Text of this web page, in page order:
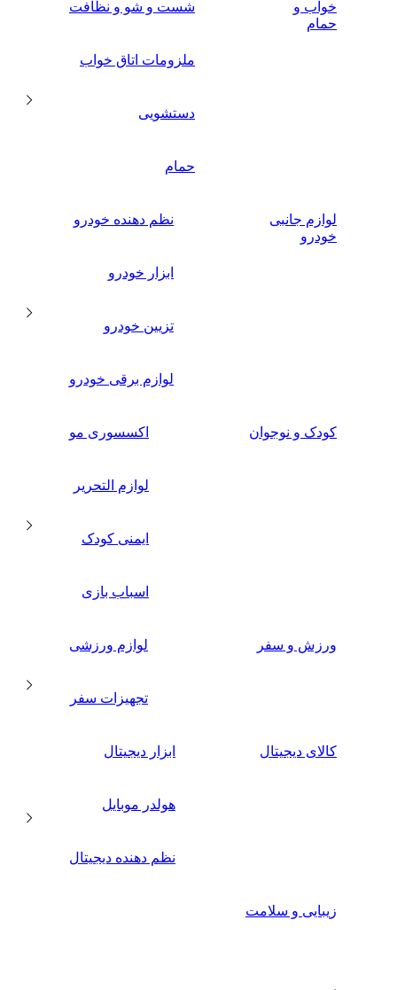
خواب و
حمام
شست و شو و نظافت
ملزومات اتاق خواب
دستشویی
حمام
لوازم جانبی
خودرو
نظم دهنده خودرو
ابزار خودرو
تزیین خودرو
لوازم برقی خودرو
کودک و نوجوان اکسسوری مو
لوازم التحریر
ایمنی کودک
اسباب بازی
ورزش و سفر لوازم ورزشی
تجهیزات سفر
کالای دیجیتال ابزار دیجیتال
هولدر موبایل
نظم دهنده دیجیتال
زیبایی و سلامت